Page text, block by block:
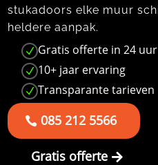
stukadoors elke muur
heldere aanpak.​
N Gratis offerte in 24 uur
N 10+ jaar ervaring
N Transparante tarieven
085 212 5566
Gratis offerte